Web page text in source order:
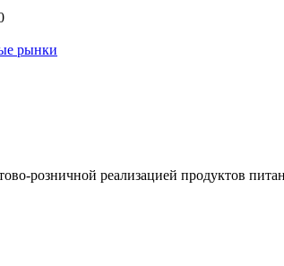
рынки
розничной реализацией продуктов